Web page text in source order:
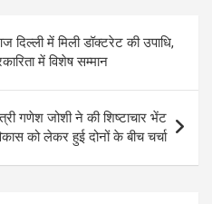
दिल्ली में मिली डॉक्टरेट की उपाधि,
में विशेष सम्मान
गणेश जोशी ने की शिष्टाचार भेंट
को लेकर हुई दोनों के बीच चर्चा